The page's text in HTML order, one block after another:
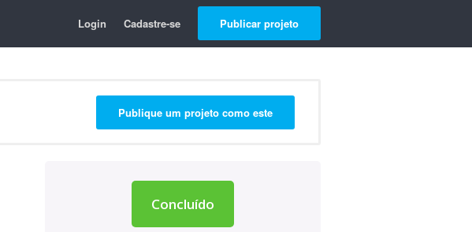
Login Cadastre-se Publicar projeto
Publique um projeto como este
Concluído